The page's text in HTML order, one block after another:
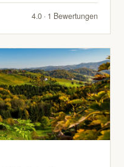
4.0 · 1 Bewertungen